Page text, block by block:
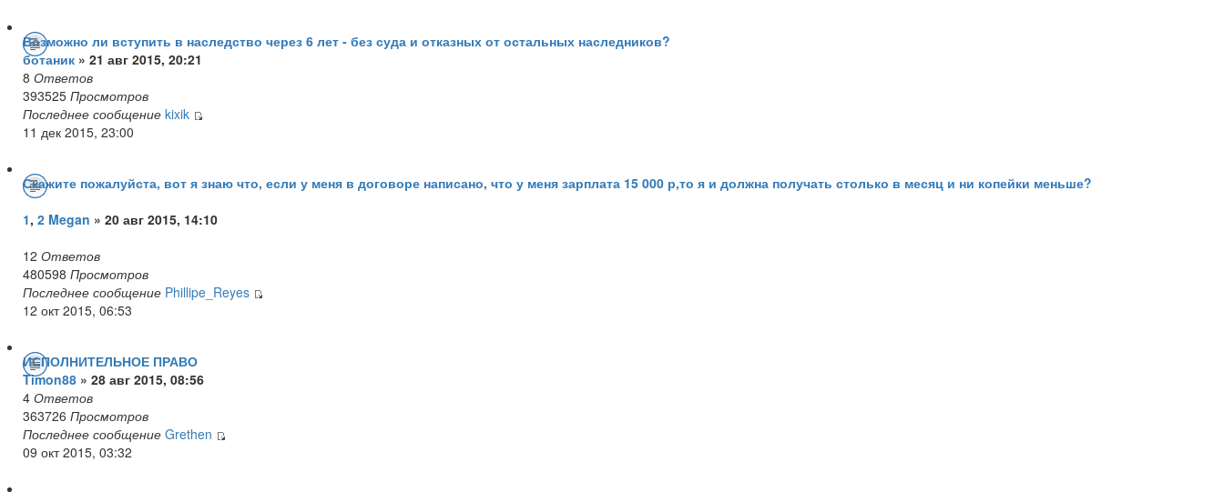
Возможно ли вступить в наследство через 6 лет - без суда и отказных от остальных наследников?
ботаник » 21 авг 2015, 20:21
8 Ответов
393525 Просмотров
Последнее сообщение kixik
11 дек 2015, 23:00
Скажите пожалуйста, вот я знаю что, если у меня в договоре написано, что у меня зарплата 15 000 р,то я и должна получать столько в месяц и ни копейки меньше?
1, 2 Megan » 20 авг 2015, 14:10
12 Ответов
480598 Просмотров
Последнее сообщение Phillipe_Reyes
12 окт 2015, 06:53
ИСПОЛНИТЕЛЬНОЕ ПРАВО
Timon88 » 28 авг 2015, 08:56
4 Ответов
363726 Просмотров
Последнее сообщение Grethen
09 окт 2015, 03:32